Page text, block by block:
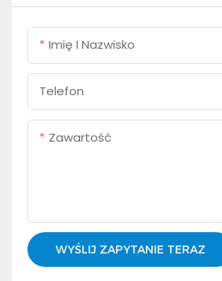
Imię I Nazwisko
Telefon
Zawartość
WYŚLIJ ZAPYTANIE TERAZ